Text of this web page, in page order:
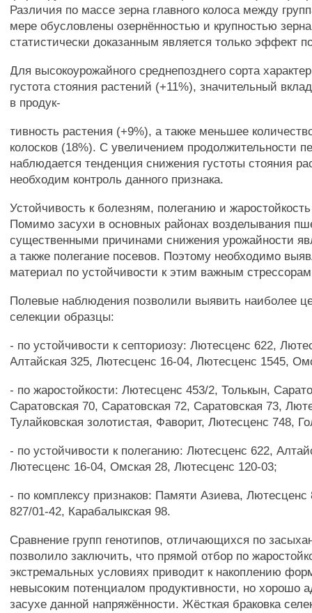
Различия по массе зерна главного колоса между
мере обусловлены озернённостью и крупностью
статистически доказанным является только эффект
Для высокоурожайного среднепозднего сорта
густота стояния растений (+11%), значительный
в продук-
тивность растения (+9%), а также меньшее
колосков (18%). С увеличением продолжительности
наблюдается тенденция снижения густоты стояния
необходим контроль данного признака.
Устойчивость к болезням, полеганию и
Помимо засухи в основных районах возделывания
существенными причинами снижения урожайности
а также полегание посевов. Поэтому необходимо
материал по устойчивости к этим важным
Полевые наблюдения позволили выявить наиболее
селекции образцы:
- по устойчивости к септориозу: Лютесценс 622,
Алтайская 325, Лютесценс 16-04, Лютесценс 1545,
- по жаростойкости: Лютесценс 453/2, Толькын,
Саратовская 70, Саратовская 72, Саратовская 73,
Тулайковская золотистая, Фаворит, Лютесценс 748,
- по устойчивости к полеганию: Лютесценс 622,
Лютесценс 16-04, Омская 28, Лютесценс 120-03;
- по комплексу признаков: Памяти Азиева,
827/01-42, Карабалыкская 98.
Сравнение групп генотипов, отличающихся по
позволило заключить, что прямой отбор по
экстремальных условиях приводит к накоплению
невысоким потенциалом продуктивности, но хорошо
засухе данной напряжённости. Жёсткая браковка